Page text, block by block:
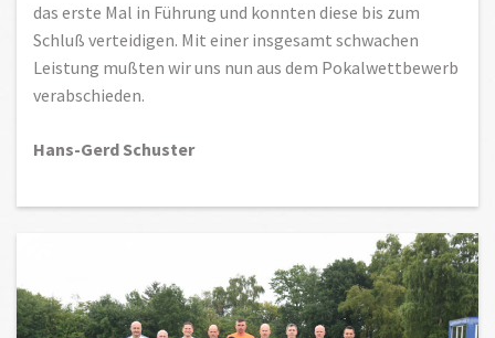
das erste Mal in Führung und konnten diese bis zum
Schluß verteidigen. Mit einer insgesamt schwachen
Leistung mußten wir uns nun aus dem Pokalwettbewerb
verabschieden.
Hans-Gerd Schuster